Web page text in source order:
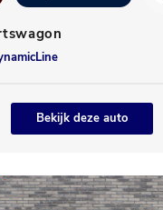
Bekijk deze auto